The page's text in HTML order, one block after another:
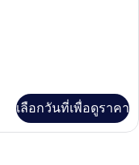
เลือกวันที่เพื่อดูราคา